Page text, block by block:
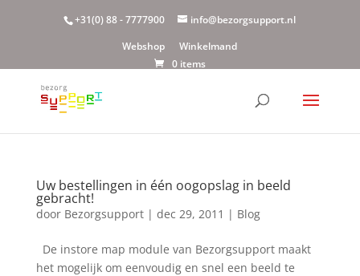
+31(0) 88 - 7777900
info@bezorgsupport.nl
Webshop
Winkelmand
0 items
Uw bestellingen in één oogopslag in beeld
gebracht!
door Bezorgsupport| dec 29, 2011 | Blog
De instore map module van Bezorgsupport maakt
het mogelijk om eenvoudig en snel een beeld te